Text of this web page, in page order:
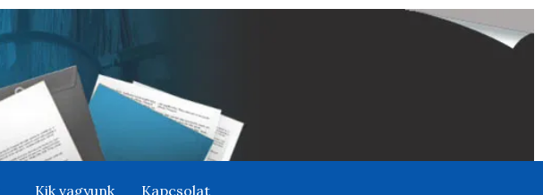
Kik vagyunk Kapcsolat